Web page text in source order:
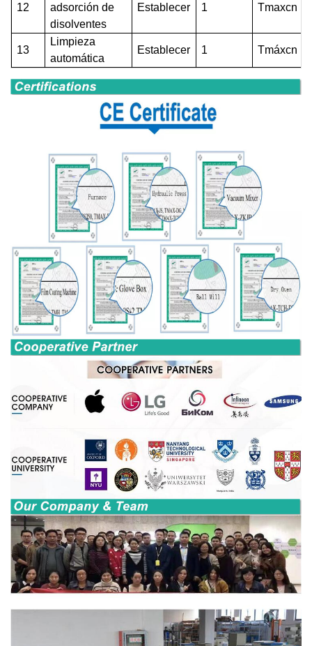
12
adsorción de
disolventes
Establecer 1 Tmaxcn
13
Limpieza
automática
Establecer 1 Tmáxcn